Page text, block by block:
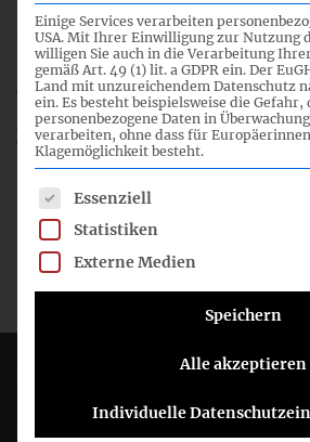
Unserer Kommentierung ging ein
Einbindungsprozess des DRSC
Anwenderforen und eine Öffentliche
Diskussionsveranstaltung begleitet
berichteten).
Deutsches Rechnungslegungs
Einige Services verarbeiten
USA. Mit Ihrer Einwilligung zur Nutzung
willigen Sie auch in die Verarbeitung
gemäß Art. 49 (1) lit. a GDPR ein. Der
Land mit unzureichendem Datenschutz
ein. Es besteht beispielsweise die Gefahr,
personenbezogene Daten in
verarbeiten, ohne dass für
Klagemöglichkeit besteht.
Es folgt eine Liste der Service-
Essenziell
Statistiken
Externe Medien
Speichern
Alle akzeptieren
Individuelle